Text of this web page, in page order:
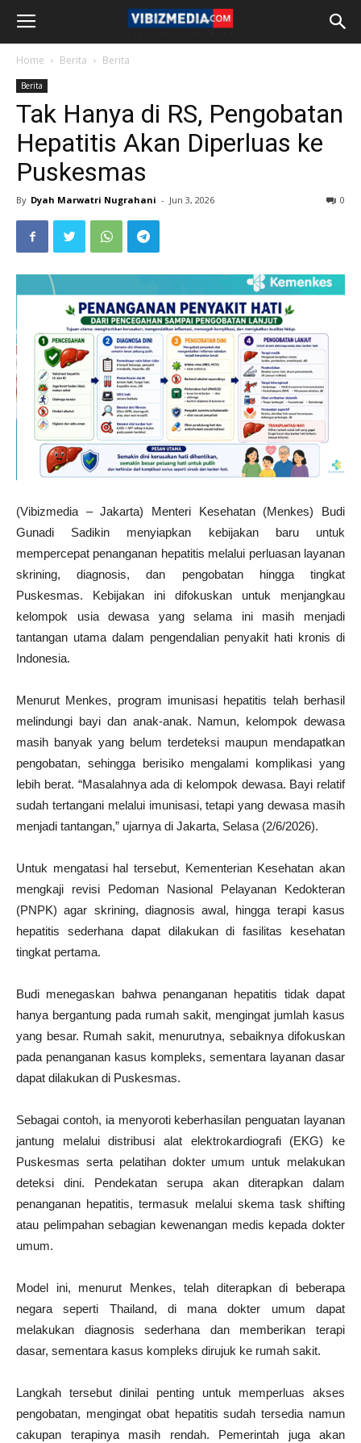
Home Berita Berita
Berita
Tak Hanya di RS, Pengobatan
Hepatitis Akan Diperluas ke
Puskesmas
By Dyah Marwatri Nugrahani - Jun 3, 2026 0
(Vibizmedia – Jakarta) Menteri Kesehatan (Menkes) Budi
Gunadi Sadikin menyiapkan kebijakan baru untuk
mempercepat penanganan hepatitis melalui perluasan layanan
skrining, diagnosis, dan pengobatan hingga tingkat
Puskesmas. Kebijakan ini difokuskan untuk menjangkau
kelompok usia dewasa yang selama ini masih menjadi
tantangan utama dalam pengendalian penyakit hati kronis di
Indonesia.
Menurut Menkes, program imunisasi hepatitis telah berhasil
melindungi bayi dan anak-anak. Namun, kelompok dewasa
masih banyak yang belum terdeteksi maupun mendapatkan
pengobatan, sehingga berisiko mengalami komplikasi yang
lebih berat. “Masalahnya ada di kelompok dewasa. Bayi relatif
sudah tertangani melalui imunisasi, tetapi yang dewasa masih
menjadi tantangan,” ujarnya di Jakarta, Selasa (2/6/2026).
Untuk mengatasi hal tersebut, Kementerian Kesehatan akan
mengkaji revisi Pedoman Nasional Pelayanan Kedokteran
(PNPK) agar skrining, diagnosis awal, hingga terapi kasus
hepatitis sederhana dapat dilakukan di fasilitas kesehatan
tingkat pertama.
Budi menegaskan bahwa penanganan hepatitis tidak dapat
hanya bergantung pada rumah sakit, mengingat jumlah kasus
yang besar. Rumah sakit, menurutnya, sebaiknya difokuskan
pada penanganan kasus kompleks, sementara layanan dasar
dapat dilakukan di Puskesmas.
Sebagai contoh, ia menyoroti keberhasilan penguatan layanan
jantung melalui distribusi alat elektrokardiografi (EKG) ke
Puskesmas serta pelatihan dokter umum untuk melakukan
deteksi dini. Pendekatan serupa akan diterapkan dalam
penanganan hepatitis, termasuk melalui skema task shifting
atau pelimpahan sebagian kewenangan medis kepada dokter
umum.
Model ini, menurut Menkes, telah diterapkan di beberapa
negara seperti Thailand, di mana dokter umum dapat
melakukan diagnosis sederhana dan memberikan terapi
dasar, sementara kasus kompleks dirujuk ke rumah sakit.
Langkah tersebut dinilai penting untuk memperluas akses
pengobatan, mengingat obat hepatitis sudah tersedia namun
cakupan terapinya masih rendah. Pemerintah juga akan